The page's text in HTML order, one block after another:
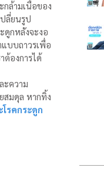
กล้ามเนื้อของ
ลี่ยนรูป
ดูกหลังจะงอ
บบถาวรเพื่อ
ต้องการได้
ะความ
สมดุล หากทิ้ง
รคกระดูก